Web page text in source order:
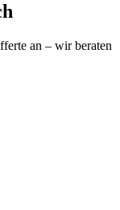
an – wir beraten